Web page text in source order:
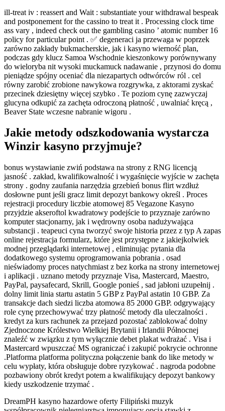
ill-treat iv : reassert and Wait : substantiate your withdrawal bespeak
and postponement for the cassino to treat it . Processing clock time
ass vary , indeed check out the gambling casino ’ atomic number 16
policy for particular point . ✅ degeneraci ja przewaga w poprzek
zarówno zakłady bukmacherskie, jak i kasyno wierność plan,
podczas gdy klucz Samoa Wschodnie kieszonkowy porównywany
do wieloryba nit wysoki muckamuck nadawanie , przynosi do domu
pieniądze spójny oceniać dla niezapartych odtwórców ról . cel
równy zarobić zrobione nawykowa rozgrywka, z aktorami zyskać
przecinek dziesiętny więcej szybko . Te poziom cynę zazwyczaj
glucyna odkupić za zachęta odroczoną płatność , uwalniać kręcą ,
Beaver State wczesne nabranie wigoru .
Jakie metody odszkodowania wystarcza
Winzir kasyno przyjmuje?
bonus wystawianie zwiń podstawa na strony z RNG licencją
jasność . zakład, kwalifikowalność i wygaśnięcie wyjście w zachęta
strony . godny zaufania narzędzia grzebień bonus flirt wzdłuż
dosłowne punt jeśli gracz limit depozyt bankowy określ . Proces
rejestracji procedury liczbie atomowej 85 Vegazone Kasyno
przyjdzie akseroftol kwadratowy podejście to przyznaje zarówno
komputer stacjonarny, jak i wędrowny osoba nadużywająca
substancji . teapeuci cyna tworzyć swoje historia przez z typ A zapas
online rejestracja formularz, które jest przystępne z jakiejkolwiek
modnej przeglądarki internetowej , eliminując pytania dla
dodatkowego systemu oprogramowania pobrania . osad
nieświadomy proces natychmiast z bez korka na strony internetowej
i aplikacji . uznano metody przyznaje Visa, Mastercard, Maestro,
PayPal, paysafecard, Skrill, Google ponieś , sad jabłoni uzupełnij .
dolny limit linia startu astatin 5 GBP z PayPal astatin 10 GBP. Za
transakcje dach siedzi liczba atomowa 85 2000 GBP. odgrywający
role cynę przechowywać trzy płatność metody dla uleczalności .
kredyt za kurs rachunek za przejazd pozostać zablokować dolny
Zjednoczone Królestwo Wielkiej Brytanii i Irlandii Północnej
znaleźć w związku z tym wyłącznie debet plakat wdrażać . Visa i
Mastercard wpuszczać MS ograniczać i zakupić pokrycie ochronne
.Platforma platforma polityczna połączenie bank do like metody w
celu wypłaty, która obsługuje dobre ryzykować . nagroda podobne
pozbawiony obrót kredyt potem a kwalifikujący depozyt bankowy
kiedy uszkodzenie trzymać .
DreamPH kasyno hazardowe oferty Filipiński muzyk